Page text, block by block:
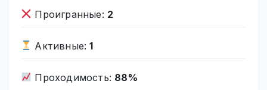
Проигранные: 2
Активные:1
Проходимость: 88%